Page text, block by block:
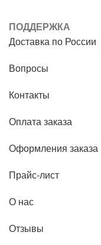
ПОДДЕРЖКА
Доставка по России
Вопросы
Контакты
Оплата заказа
Оформления заказа
Прайс-лист
О нас
Отзывы